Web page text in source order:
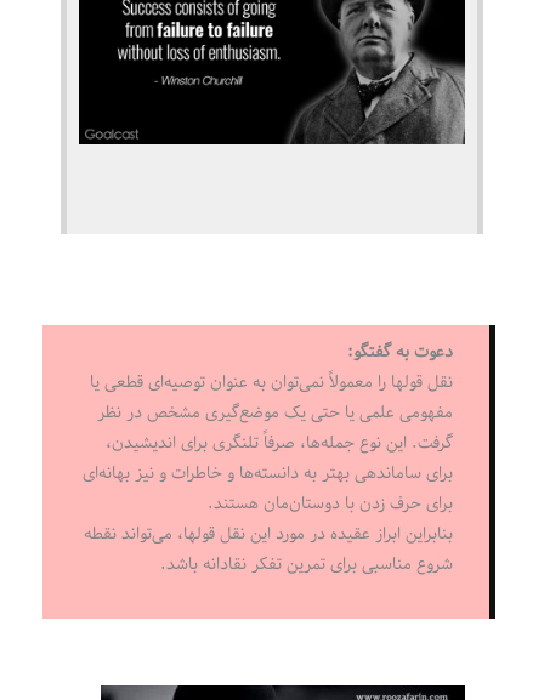
دعوت به گفتگو:
نقل قولها را معمولاً نمی‌توان به عنوان توصیه‌ای قطعی یا
مفهومی علمی یا حتی یک موضع‌گیری مشخص در نظر
گرفت. این نوع جمله‌ها، صرفاً تلنگری برای اندیشیدن،
برای ساماندهی بهتر به دانسته‌ها و خاطرات و نیز بهانه‌ای
برای حرف زدن با دوستان‌مان هستند.
بنابراین ابراز عقیده در مورد این نقل قولها، می‌تواند نقطه
شروع مناسبی برای تمرین تفکر نقادانه باشد.